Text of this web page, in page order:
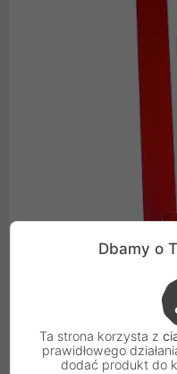
Dbamy o
Ta strona korzysta z
prawidłowego
dodać produkt do